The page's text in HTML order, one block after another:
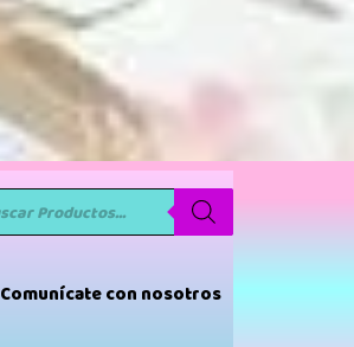
Comunícate con nosotros